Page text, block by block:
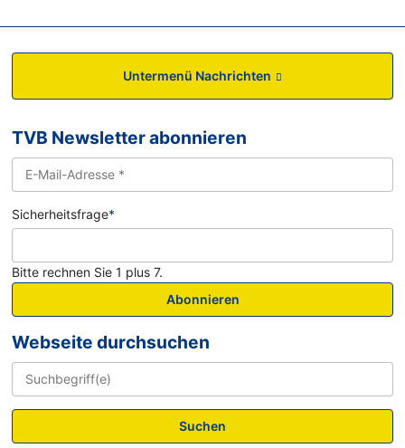
Untermenü Nachrichten
TVB Newsletter abonnieren
Sicherheitsfrage*
Bitte rechnen Sie 1 plus 7.
Abonnieren
Webseite durchsuchen
Suchen